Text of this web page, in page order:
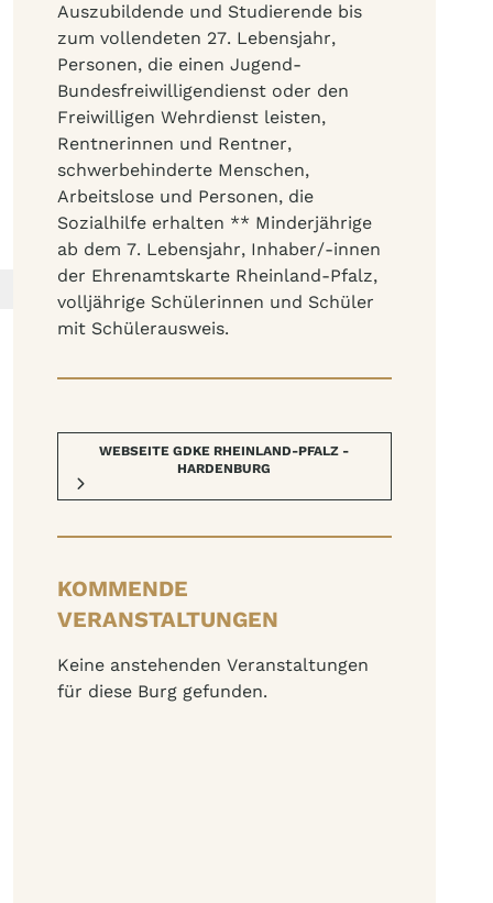
Auszubildende und Studierende bis
zum vollendeten 27. Lebensjahr,
Personen, die einen Jugend-
Bundesfreiwilligendienst oder den
Freiwilligen Wehrdienst leisten,
Rentnerinnen und Rentner,
schwerbehinderte Menschen,
Arbeitslose und Personen, die
Sozialhilfe erhalten ** Minderjährige
ab dem 7. Lebensjahr, Inhaber/-innen
der Ehrenamtskarte Rheinland-Pfalz,
volljährige Schülerinnen und Schüler
mit Schülerausweis.
WEBSEITE GDKE RHEINLAND-PFALZ -
HARDENBURG
KOMMENDE
VERANSTALTUNGEN
Keine anstehenden Veranstaltungen
für diese Burg gefunden.